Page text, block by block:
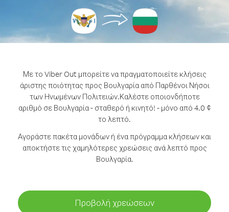
Με το Viber Out μπορείτε να πραγματοποιείτε κλήσεις
άριστης ποιότητας προς Βουλγαρία από Παρθένοι Νήσοι
των Ηνωμένων Πολιτειών.Καλέστε οποιονδήποτε
αριθμό σε Βουλγαρία - σταθερό ή κινητό! - μόνο από 4.0 ¢
το λεπτό.
Αγοράστε πακέτα μονάδων ή ένα πρόγραμμα κλήσεων και
αποκτήστε τις χαμηλότερες χρεώσεις ανά λεπτό προς
Βουλγαρία.
Προβολή χρεώσεων